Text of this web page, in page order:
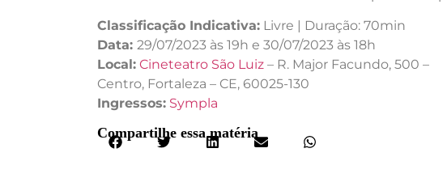
Classificação Indicativa: Livre | Duração: 70min
Data: 29/07/2023 às 19h e 30/07/2023 às 18h
Local: Cineteatro São Luiz – R. Major Facundo, 500 –
Centro, Fortaleza – CE, 60025-130
Ingressos: Sympla
Compartilhe essa matéria